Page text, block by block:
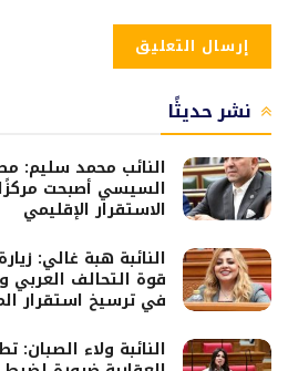
نشر حديثًا
النائب محمد سليم:
السيسي أصبحت
الاستقرار الإقليمي
النائبة هبة غالي:
قوة التحالف العربي
في ترسيخ استقرار
النائبة ولاء